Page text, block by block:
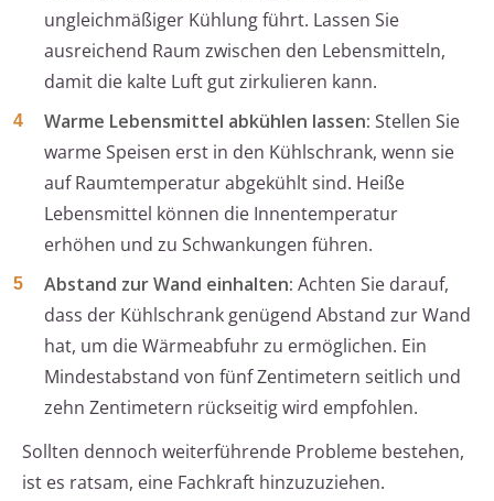
ungleichmäßiger Kühlung führt. Lassen Sie
ausreichend Raum zwischen den Lebensmitteln,
damit die kalte Luft gut zirkulieren kann.
Warme Lebensmittel abkühlen lassen: Stellen Sie
warme Speisen erst in den Kühlschrank, wenn sie
auf Raumtemperatur abgekühlt sind. Heiße
Lebensmittel können die Innentemperatur
erhöhen und zu Schwankungen führen.
Abstand zur Wand einhalten: Achten Sie darauf,
dass der Kühlschrank genügend Abstand zur Wand
hat, um die Wärmeabfuhr zu ermöglichen. Ein
Mindestabstand von fünf Zentimetern seitlich und
zehn Zentimetern rückseitig wird empfohlen.
Sollten dennoch weiterführende Probleme bestehen,
ist es ratsam, eine Fachkraft hinzuzuziehen.